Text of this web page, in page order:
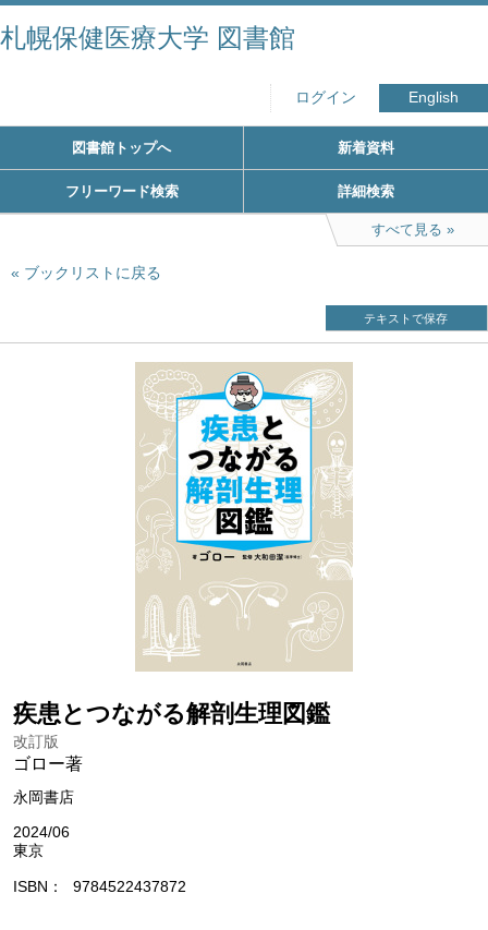
札幌保健医療大学 図書館
ログイン English
図書館トップへ 新着資料
フリーワード検索 詳細検索
すべて見る
ブックリストに戻る
テキストで保存
疾患とつながる解剖生理図鑑
改訂版
ゴロー著
永岡書店
2024/06
東京
ISBN 9784522437872